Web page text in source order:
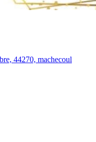
44270, machecoul